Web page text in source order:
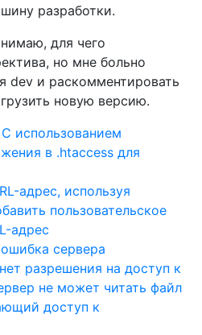
разработки.
для чего
но мне больно
dev и раскомментировать
новую версию.
использованием
в .htaccess для
адрес, используя
пользовательское
адрес
сервера
разрешения на доступ к
не может читать файл
доступ к